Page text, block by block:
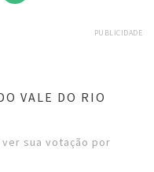
PUBLICIDADE
VALE DO RIO
sua votação por